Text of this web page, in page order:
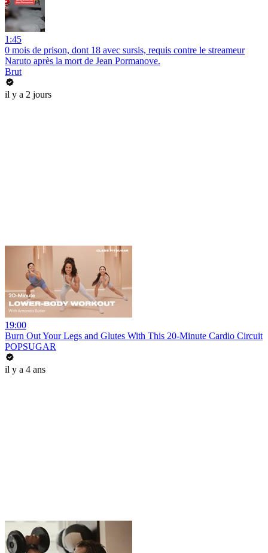
1:45
0 mois de prison, dont 18 avec sursis, requis contre le streameur
Naruto après la mort de Jean Pormanove.
Brut
il y a 2 jours
19:00
Burn Out Your Legs and Glutes With This 20-Minute Cardio Circuit
POPSUGAR
il y a 4 ans